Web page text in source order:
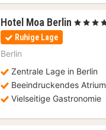
Hotel Moa Berlin 2
, 4 Sterne
Ruhige Lage
Berlin
Zentrale Lage in Berlin
Beeindruckendes Atrium
Vielseitige Gastronomie